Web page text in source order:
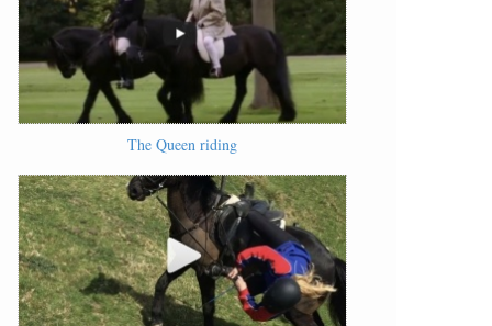
The Queen riding